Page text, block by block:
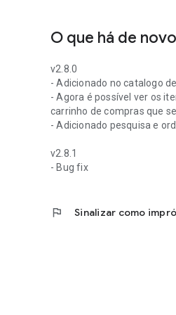
O que há de novo
v2.8.0
- Adicionado no catalogo
- Agora é possível ver os
carrinho de compras que
- Adicionado pesquisa e
v2.8.1
- Bug fix
flag Sinalizar como